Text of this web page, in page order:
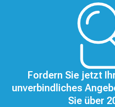
Fordern Sie jetzt
unverbindliches
Sie über